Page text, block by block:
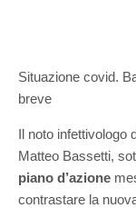
Situazione covid.
breve
Il noto infettivologo
Matteo Bassetti,
piano d’azione
contrastare la